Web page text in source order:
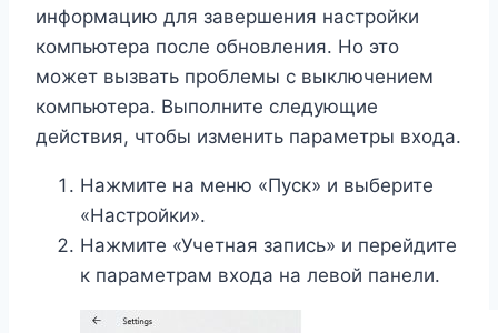
информацию для завершения настройки
компьютера после обновления. Но это
может вызвать проблемы с выключением
компьютера. Выполните следующие
действия, чтобы изменить параметры входа.
Нажмите на меню «Пуск» и выберите
«Настройки».
Нажмите «Учетная запись» и перейдите
к параметрам входа на левой панели.